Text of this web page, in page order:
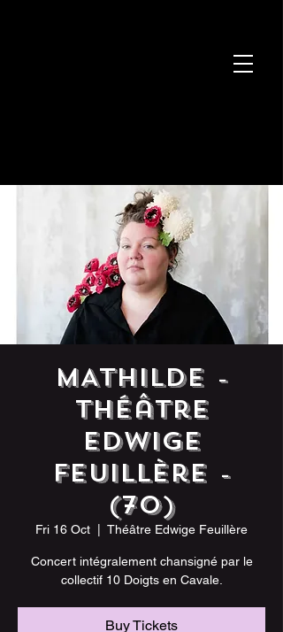
MATHILDE -
Théâtre
Edwige
Feuillère -
(70)
Fri 16 Oct Théâtre Edwige Feuillère
Concert intégralement chansigné par le
collectif 10 Doigts en Cavale.
Buy Tickets